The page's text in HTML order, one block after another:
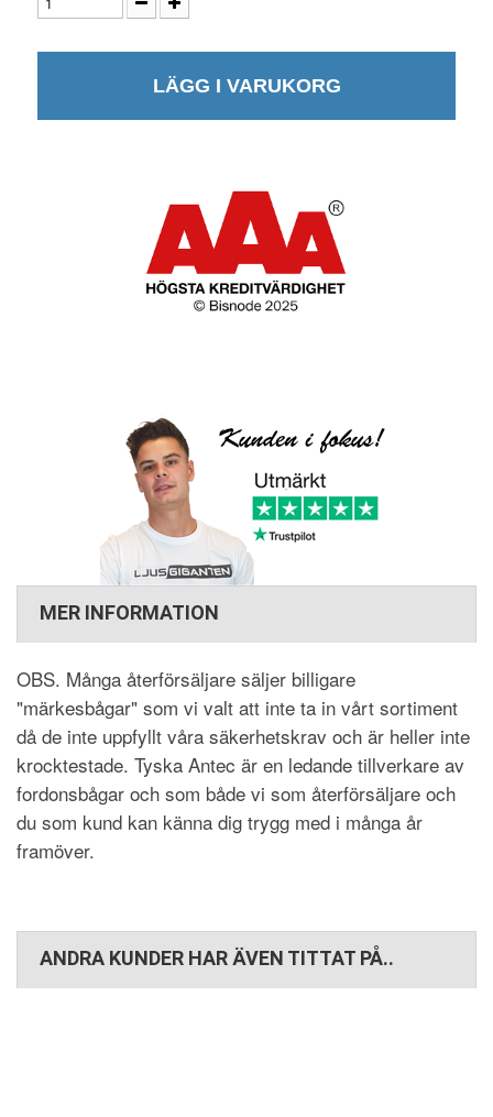
LÄGG I VARUKORG
MER INFORMATION
OBS. Många återförsäljare säljer billigare
"märkesbågar" som vi valt att inte ta in vårt sortiment
då de inte uppfyllt våra säkerhetskrav och är heller inte
krocktestade. Tyska Antec är en ledande tillverkare av
fordonsbågar och som både vi som återförsäljare och
du som kund kan känna dig trygg med i många år
framöver.
ANDRA KUNDER HAR ÄVEN TITTAT PÅ..